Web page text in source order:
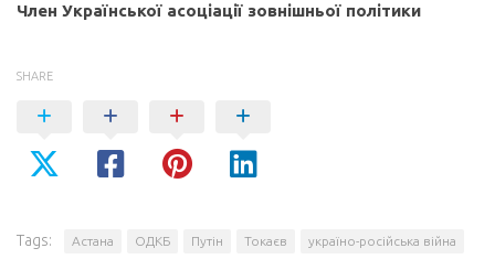
Член Української асоціації зовнішньої політики
SHARE
Tags: Астана ОДКБ Путін Токаєв україно-російська війна